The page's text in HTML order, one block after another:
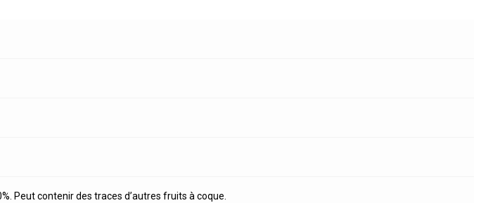
Peut contenir des traces d’autres fruits à coque.